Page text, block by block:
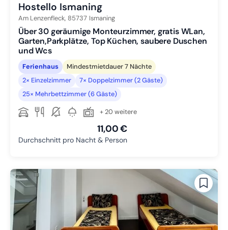
Hostello Ismaning
Am Lenzenfleck, 85737 Ismaning
Über 30 geräumige Monteurzimmer, gratis WLan,
Garten,Parkplätze, Top Küchen, saubere Duschen
und Wcs
Ferienhaus
Mindestmietdauer 7 Nächte
2× Einzelzimmer
7× Doppelzimmer (2 Gäste)
25× Mehrbettzimmer (6 Gäste)
+ 20 weitere
11,00 €
Durchschnitt pro Nacht & Person